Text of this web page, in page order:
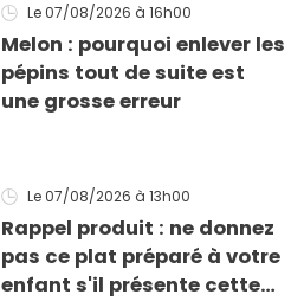
Le 07/08/2026 à 16h00
Melon : pourquoi enlever les
pépins tout de suite est
une grosse erreur
Le 07/08/2026 à 13h00
Rappel produit : ne donnez
pas ce plat préparé à votre
enfant s'il présente cette